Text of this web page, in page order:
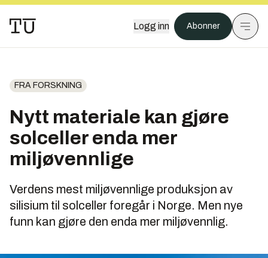
Logg inn Abonner
FRA FORSKNING
Nytt materiale kan gjøre
solceller enda mer
miljøvennlige
Verdens mest miljøvennlige produksjon av
silisium til solceller foregår i Norge. Men nye
funn kan gjøre den enda mer miljøvennlig.